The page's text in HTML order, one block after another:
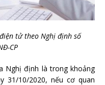
tử theo Nghị định số
CP
Nghị định là trong khoảng
31/10/2020, nếu cơ quan